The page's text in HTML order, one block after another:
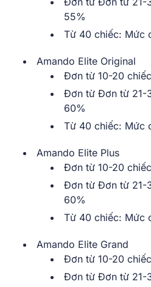
55%
Từ 40 chiếc: Mức
Amando Elite Original
Đơn từ 10-20
Đơn từ Đơn từ 21-
60%
Từ 40 chiếc: Mức
Amando Elite Plus
Đơn từ 10-20
Đơn từ Đơn từ 21-
60%
Từ 40 chiếc: Mức
Amando Elite Grand
Đơn từ 10-20
Đơn từ Đơn từ 21-